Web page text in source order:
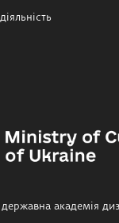
академія